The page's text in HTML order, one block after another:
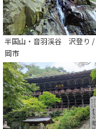
半国山・音羽渓谷 沢登り /
岡市